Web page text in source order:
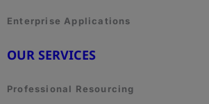
Enterprise Applications
OUR SERVICES
Professional Resourcing